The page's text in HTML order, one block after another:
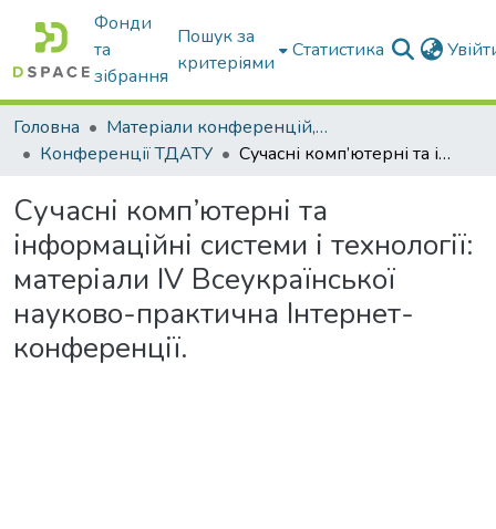
Фонди
та
зібрання
Пошук за
критеріями
Статистика
Головна
Матеріали конференцій, збірники ТДАТУ
Конференції ТДАТУ
Сучасні комп’ютерні та інформаційні системи і технології: матеріали IV Всеукраїнської науково-практична Інтернет-конференції.
Сучасні комп’ютерні та
інформаційні системи і технології:
матеріали IV Всеукраїнської
науково-практична Інтернет-
конференції.